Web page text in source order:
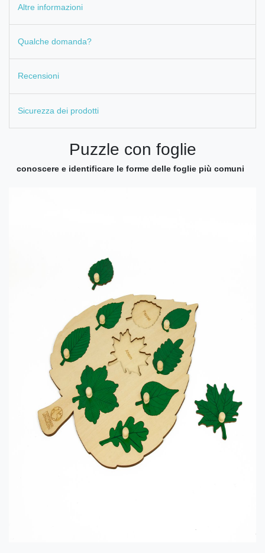
Altre informazioni
Qualche domanda?
Recensioni
Sicurezza dei prodotti
Puzzle con foglie
conoscere e identificare le forme delle foglie più comuni